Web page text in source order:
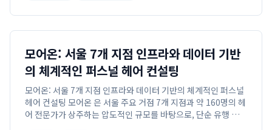
모어온: 서울 7개 지점 인프라와 데이터 기반
의 체계적인 퍼스널 헤어 컨설팅
모어온: 서울 7개 지점 인프라와 데이터 기반의 체계적인 퍼스널
헤어 컨설팅 모어온 은 서울 주요 거점 7개 지점과 약 160명의 헤
어 전문가가 상주하는 압도적인 규모를 바탕으로, 단순 유행 복제